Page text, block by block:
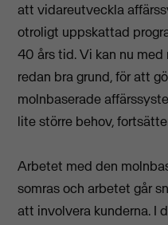
att vidareutveckla
otroligt uppskattad
40 års tid. Vi kan nu
redan bra grund, för att
molnbaserade
lite större behov,
Arbetet med den
somras och arbetet går
att involvera kunderna. I